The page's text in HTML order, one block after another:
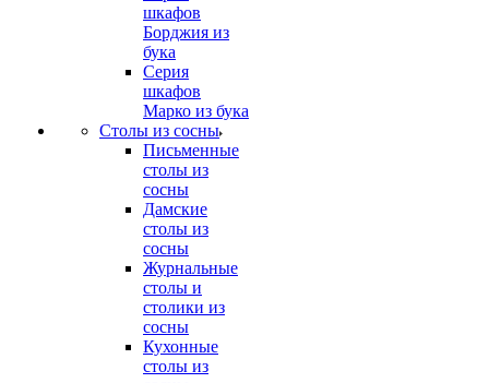
шкафов
Борджия из
бука
Серия
шкафов
Марко из бука
Столы из сосны
Письменные
столы из
сосны
Дамские
столы из
сосны
Журнальные
столы и
столики из
сосны
Кухонные
столы из